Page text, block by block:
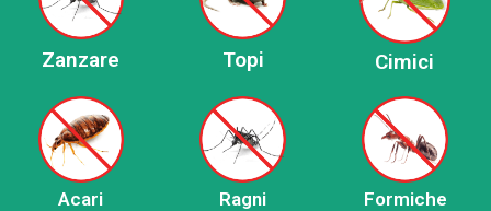
Zanzare Topi Cimici
Acari Ragni Formiche